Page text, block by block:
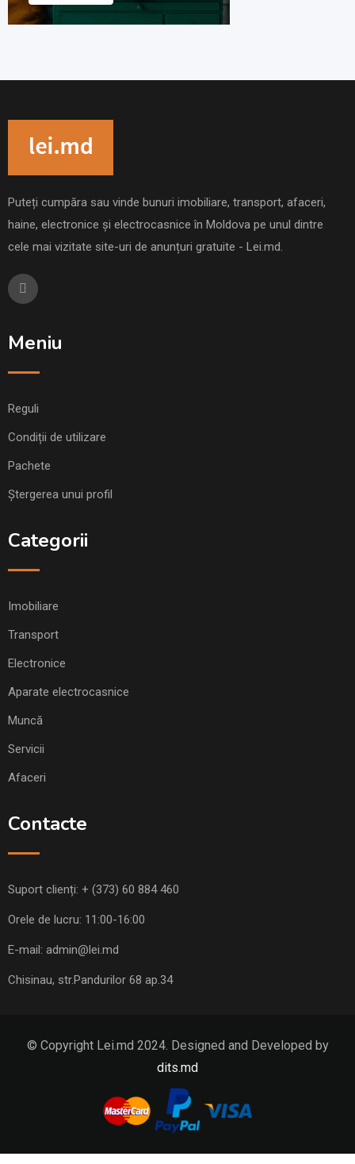
Puteți cumpăra sau vinde bunuri imobiliare, transport, afaceri,
haine, electronice și electrocasnice în Moldova pe unul dintre
cele mai vizitate site-uri de anunțuri gratuite - Lei.md.
Meniu
Reguli
Condiții de utilizare
Pachete
Ștergerea unui profil
Categorii
Imobiliare
Transport
Electronice
Aparate electrocasnice
Muncă
Servicii
Afaceri
Contacte
Suport clienți: + (373) 60 884 460
Orele de lucru: 11:00-16:00
E-mail: admin@lei.md
Chisinau, str.Pandurilor 68 ap.34
© Copyright Lei.md 2024. Designed and Developed by
dits.md